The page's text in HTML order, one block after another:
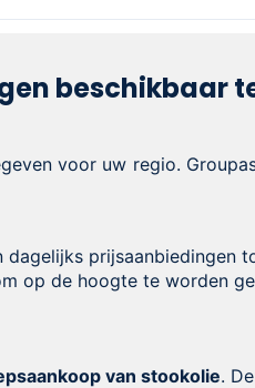
beschikbaar
voor uw regio.
dagelijks prijsaanbiedingen
op de hoogte te worden
van stookolie.